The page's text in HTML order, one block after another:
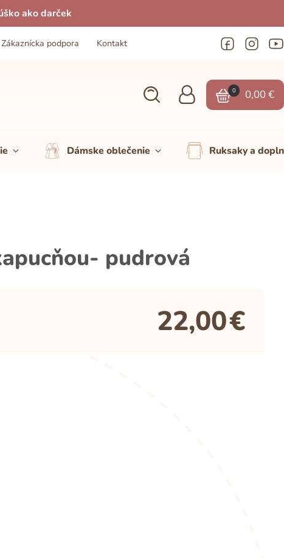
ako darček
Zákaznícka podpora Kontakt
0 0,00€
Dámske oblečenie Ruksaky a
pudrová
22,00€